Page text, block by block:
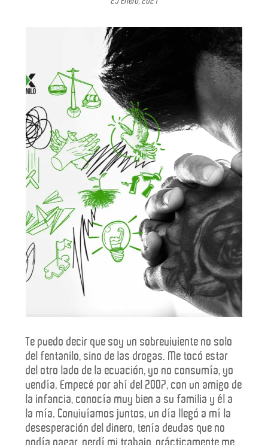
Te puedo decir que soy un sobreviviente no solo
del fentanilo, sino de las drogas. Me tocó estar
del otro lado de la ecuación, yo no consumía, yo
vendía. Empecé por ahí del 2007, con un amigo de
la infancia, conocía muy bien a su familia y él a
la mía. Convivíamos juntos, un día llegó a mí la
desesperación del dinero, tenía deudas que no
podía pagar, perdí mi trabajo, prácticamente me